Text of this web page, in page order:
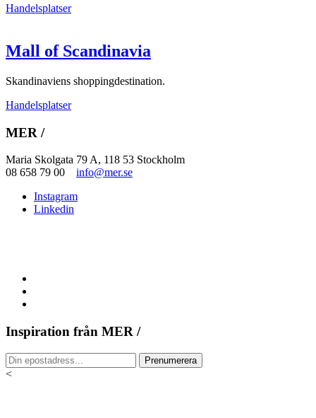
Handelsplatser
Mall of Scandinavia
Skandinaviens shoppingdestination.
Handelsplatser
MER /
Maria Skolgata 79 A, 118 53 Stockholm
08 658 79 00 info@mer.se
Instagram
Linkedin
Inspiration från MER /
<